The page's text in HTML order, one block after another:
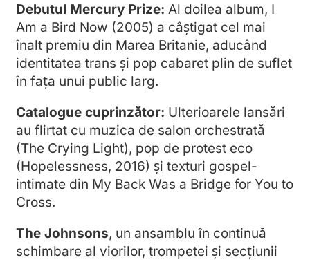
Debutul Mercury Prize: Al doilea album, I
Am a Bird Now (2005) a câștigat cel mai
înalt premiu din Marea Britanie, aducând
identitatea trans și pop cabaret plin de suflet
în fața unui public larg.
Catalogue cuprinzător: Ulterioarele lansări
au flirtat cu muzica de salon orchestrată
(The Crying Light), pop de protest eco
(Hopelessness, 2016) și texturi gospel-
intimate din My Back Was a Bridge for You to
Cross.
The Johnsons, un ansamblu în continuă
schimbare al viorilor, trompetei și secțiunii